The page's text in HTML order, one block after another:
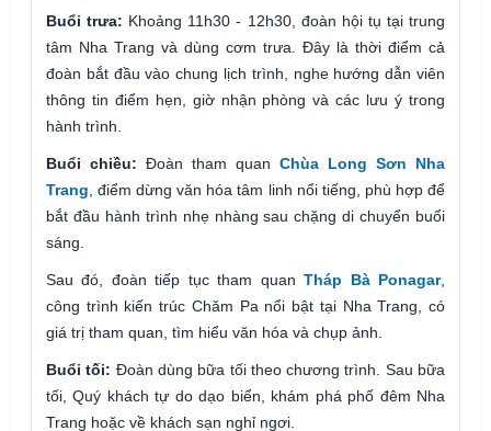
Buổi trưa: Khoảng 11h30 - 12h30, đoàn hội tụ tại trung
tâm Nha Trang và dùng cơm trưa. Đây là thời điểm cả
đoàn bắt đầu vào chung lịch trình, nghe hướng dẫn viên
thông tin điểm hẹn, giờ nhận phòng và các lưu ý trong
hành trình.
Buổi chiều: Đoàn tham quan Chùa Long Sơn Nha
Trang , điểm dừng văn hóa tâm linh nổi tiếng, phù hợp để
bắt đầu hành trình nhẹ nhàng sau chặng di chuyển buổi
sáng.
Sau đó, đoàn tiếp tục tham quanTháp Bà Ponagar,
công trình kiến trúc Chăm Pa nổi bật tại Nha Trang, có
giá trị tham quan, tìm hiểu văn hóa và chụp ảnh.
Buổi tối: Đoàn dùng bữa tối theo chương trình. Sau bữa
tối, Quý khách tự do dạo biển, khám phá phố đêm Nha
Trang hoặc về khách sạn nghỉ ngơi.